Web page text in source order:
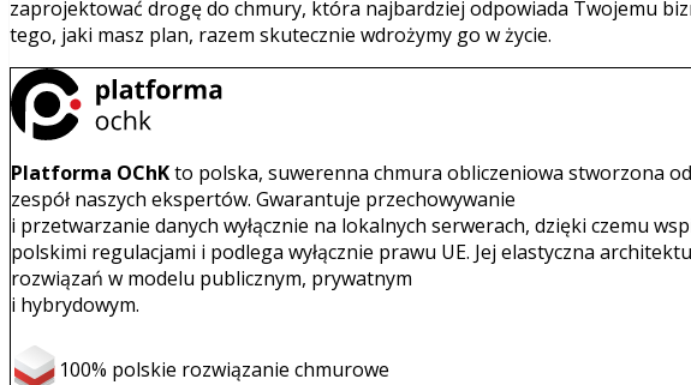
zaprojektować drogę do chmury, która najbardziej odpowiada Twojemu
tego, jaki masz plan, razem skutecznie wdrożymy go w życie.
Platforma OChKto polska, suwerenna chmura obliczeniowa stworzona
zespół naszych ekspertów. Gwarantuje przechowywanie
i przetwarzanie danych wyłącznie na lokalnych serwerach, dzięki czemu
polskimi regulacjami i podlega wyłącznie prawu UE. Jej elastyczna
rozwiązań w modelu publicznym, prywatnym
i hybrydowym.
100% polskie rozwiązanie chmurowe